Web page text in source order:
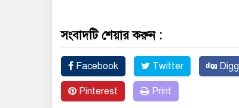
সংবাদটি শেয়ার করুন :
Facebook Twitter Digg
Pinterest Print